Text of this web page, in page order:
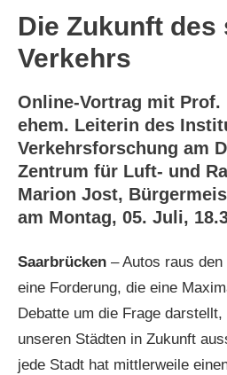
Die Zukunft
Verkehrs
Online-Vortrag mit Prof.
ehem. Leiterin des
Verkehrsforschung am
Zentrum für Luft- und
Marion Jost,
am Montag, 05. Juli,
Saarbrücken – Autos raus
eine Forderung, die eine
Debatte um die Frage
unseren Städten in Zukunft
jede Stadt hat mittlerweile